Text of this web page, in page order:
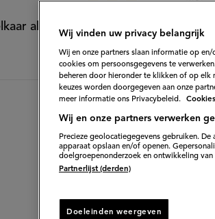
dipstaart'
al een heerlijke snack, maar
eens!
Direct naar recept
Wij vinden uw privacy belangrijk
Wij en onze partners slaan informatie op
cookies om persoonsgegevens te
beheren door hieronder te klikken of op elk
keuzes worden doorgegeven aan onze
meer informatie ons Privacybeleid.
Wij en onze partners verwerken
Precieze geolocatiegegevens gebruiken.
apparaat opslaan en/of openen.
doelgroepenonderzoek en ontwikkeling van
Partnerlijst (derden)
Doeleinden weergeven